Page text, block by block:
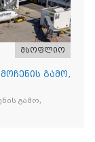
მსოფლიო
გამო,
გამო,